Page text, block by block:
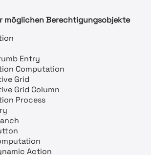
möglichen Berechtigungsobjekte
Entry
Computation
Grid
Grid Column
Process
Action